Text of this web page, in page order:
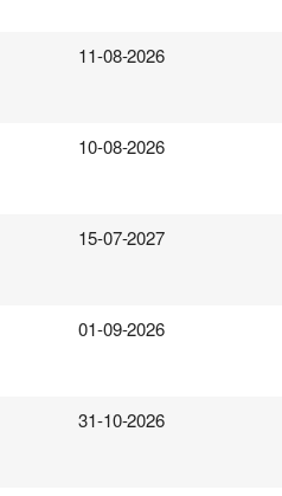
11-08-2026
10-08-2026
15-07-2027
01-09-2026
31-10-2026